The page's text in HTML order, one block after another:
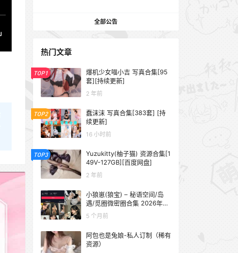
全部公告
热门文章
TOP1
爆机少女喵小吉 写真合集[95
套][持续更新]
2 年前
TOP2
蠢沫沫 写真合集[383套] [持
续更新]
16 小时前
TOP3
Yuzukitty(柚子猫) 资源合集[1
49V-127GB][百度网盘]
2 年前
小狼崽(狼宝) – 秘语空间/岛
遇/觅圈微密圈合集 2026年抖
音资源更新中
5 个月前
阿包也是兔娘-私人订制（稀有
资源）